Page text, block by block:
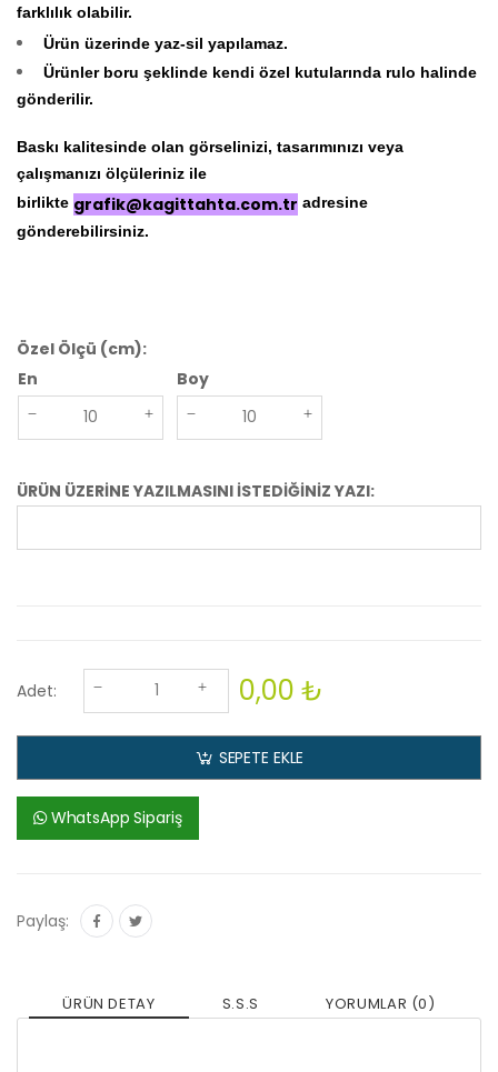
farklılık olabilir.
Ürün üzerinde yaz-sil yapılamaz.
Ürünler boru şeklinde kendi özel kutularında rulo halinde
gönderilir.
Baskı kalitesinde olan görselinizi, tasarımınızı veya
çalışmanızı ölçüleriniz ile
birlikte grafik@kagittahta.com.tr adresine
gönderebilirsiniz.
Özel Ölçü (cm):
En
Boy
ÜRÜN ÜZERİNE YAZILMASINI İSTEDİĞİNİZ YAZI:
Adet: 0,00 ₺
SEPETE EKLE
WhatsApp Sipariş
Paylaş:
ÜRÜN DETAY S.S.S YORUMLAR (0)